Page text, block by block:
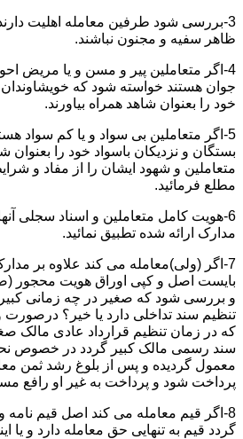
3-بررسی شود طرفین معامله اهلیت
ظاهر سفیه و مجنون نباشند.
4-اگر متعاملین پیر و مسن و یا مریض
جوان هستند خواسته شود که خویشاوندان
خود را بعنوان شاهد همراه بیاورند.
5-اگر متعاملین بی سواد و یا کم سواد
بستگان و نزدیکان باسواد خود را بعنوان
متعاملین و شهود ایشان را از مفاد و
مطلع فرمائید.
6-هویت کامل متعاملین و اسناد سجلی
مدارک ارائه شده تطبیق نمائید.
7-اگر (ولی)معامله می کند علاوه بر
بایست اصل و کپی اوراق هویت محجور
و بررسی شود که صغیر در چه زمانی کبیر
تنظیم سند تداخلی دارد یا خیر؟ درصورت
که در زمان تنظیم قرارداد عادی مالک
سند رسمی مالک کبیر گردد در خصوص
معمول گردیده و پس از بلوغ رشد ثمن
پرداخت شود و پرداخت به غیر او رافع
8-اگر قیم معامله می کند اصل قیم
گردد قیم به تنهایی حق معامله دارد و یا